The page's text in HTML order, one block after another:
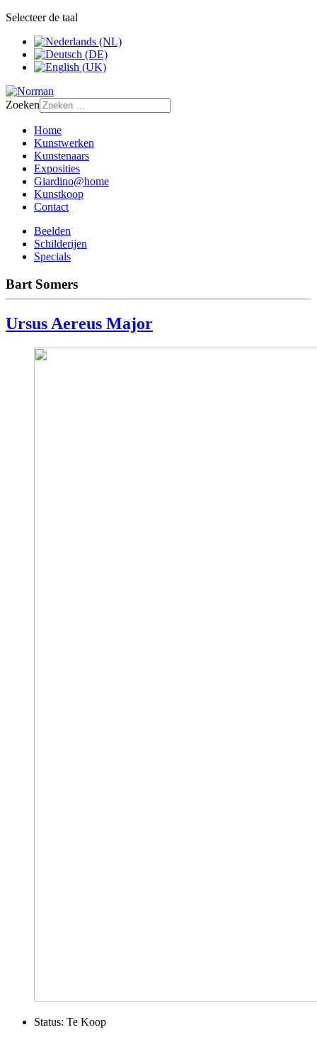
Selecteer de taal
Zoeken
Home
Kunstwerken
Kunstenaars
Exposities
Giardino@home
Kunstkoop
Contact
Beelden
Schilderijen
Specials
Bart Somers
Ursus Aereus Major
Status: Te Koop